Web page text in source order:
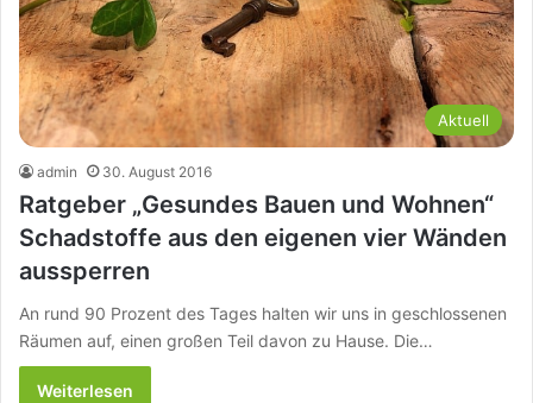
Aktuell
admin 30. August 2016
Ratgeber „Gesundes Bauen und Wohnen“
Schadstoffe aus den eigenen vier Wänden
aussperren
An rund 90 Prozent des Tages halten wir uns in geschlossenen
Räumen auf, einen großen Teil davon zu Hause. Die…
Weiterlesen